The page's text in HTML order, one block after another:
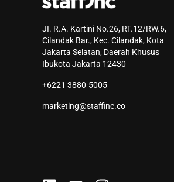
JI. R.A. Kartini No.26, RT.12/RW.6,
Cilandak Bar., Kec. Cilandak, Kota
Jakarta Selatan, Daerah Khusus
Ibukota Jakarta 12430
+6221 3880-5005
marketing@staffinc.co